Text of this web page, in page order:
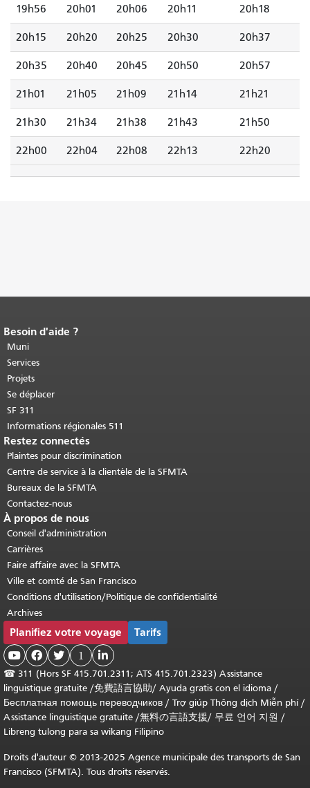
19h56 20h01 20h06 20h11 20h18
20h15 20h20 20h25 20h30 20h37
20h35 20h40 20h45 20h50 20h57
21h01 21h05 21h09 21h14 21h21
21h30 21h34 21h38 21h43 21h50
22h00 22h04 22h08 22h13 22h20
Fin du contenu de la page.
cette page se répète sur chaque page.
Retour au haut du contenu principal
Besoin d'aide ?
Muni
Services
Projets
Se déplacer
SF 311
Informations régionales 511
Restez connectés
Plaintes pour discrimination
Centre de service à la clientèle de la SFMTA
Bureaux de la SFMTA
Contactez-nous
À propos de nous
Conseil d'administration
Carrières
Faire affaire avec la SFMTA
Ville et comté de San Francisco
Conditions d'utilisation/Politique de confidentialité
Archives
Planifiez votre voyage Tarifs
   1 
☎ 311 (Hors SF 415.701.2311; ATS 415.701.2323) Assistance
linguistique gratuite /免費語言協助/ Ayuda gratis con el idioma /
Бесплатная помощь переводчиков / Trợ giúp Thông dịch Miễn phí/
Assistance linguistique gratuite /無料の言語支援/ 무료 언어 지원 /
Libreng tulong para sa wikang Filipino
Droits d'auteur © 2013-2025 Agence municipale des transports de San
Francisco (SFMTA). Tous droits réservés.